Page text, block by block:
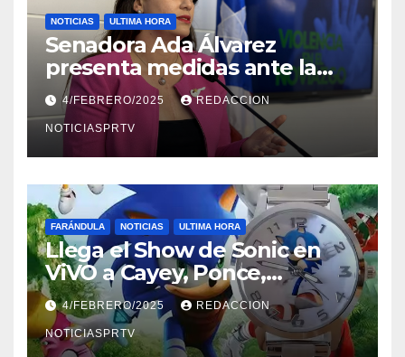
NOTICIAS ULTIMA HORA
Senadora Ada Álvarez
presenta medidas ante la
violencia en el noviazgo
4/FEBRERO/2025 REDACCION
NOTICIASPRTV
FARÁNDULA NOTICIAS ULTIMA HORA
Llega el Show de Sonic en
ViVO a Cayey, Ponce,
Barceloneta y Humacao,
Relojes gratis para el que
compre ahora….
4/FEBRERO/2025 REDACCION
NOTICIASPRTV